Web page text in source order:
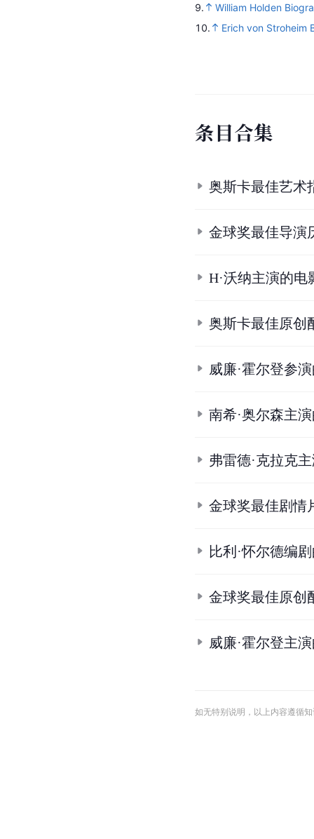
9.
William Holden
10.
Erich von Stroheim
条目合集
奥斯卡最佳艺术
金球奖最佳导演
H·沃纳主演的电
奥斯卡最佳原创
威廉·霍尔登参
南希·奥尔森主
弗雷德·克拉克
金球奖最佳剧情
比利·怀尔德编
金球奖最佳原创
威廉·霍尔登主
如无特别说明，以上内容遵循